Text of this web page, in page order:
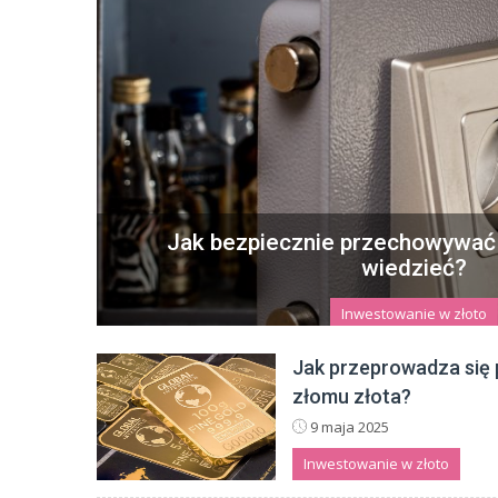
Jak bezpiecznie
wiedzieć?
Inwestowanie w złoto
Złoto od wieków uważane jest za jedno z
ze względu na swoją wartość materialną, jak i
dzisiejszych czasach,
Jak przeprowadza
złomu złota?
9 maja 2025
Inwestowanie w złoto